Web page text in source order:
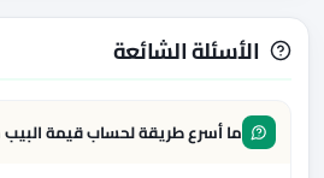
الأسئلة الشائعة
ما أسرع طريقة لحساب قيمة